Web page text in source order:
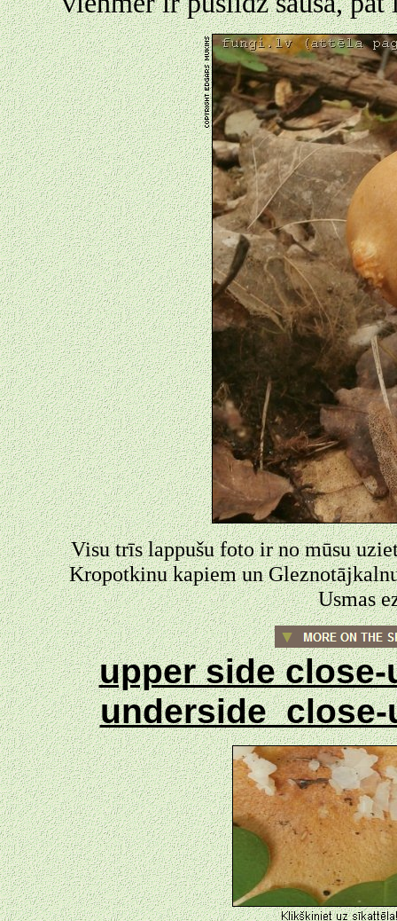
Visu trīs lappušu foto ir no mūsu
Kropotkinu kapiem un
Usmas
upper side
underside